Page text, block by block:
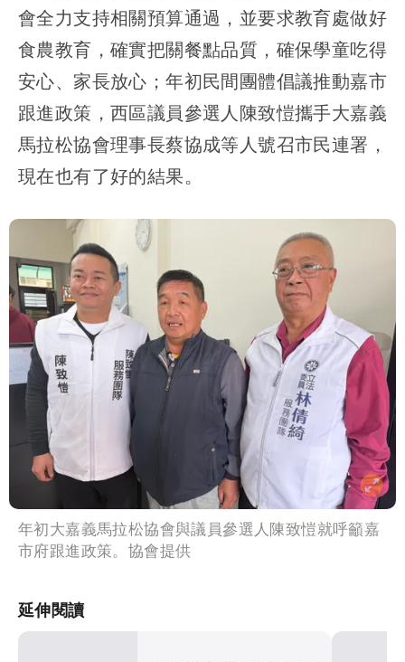
會全力支持相關預算通過，並要求教育處做好
食農教育，確實把關餐點品質，確保學童吃得
安心、家長放心；年初民間團體倡議推動嘉市
跟進政策，西區議員參選人陳致愷攜手大嘉義
馬拉松協會理事長蔡協成等人號召市民連署，
現在也有了好的結果。
年初大嘉義馬拉松協會與議員參選人陳致愷就呼籲嘉
市府跟進政策。協會提供
延伸閱讀